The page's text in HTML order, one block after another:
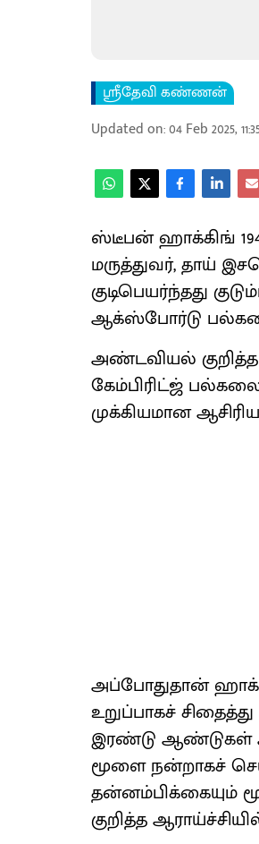
ஸ்ரீதேவி கண்ணன்
Updated on:04 Feb 2025,
ஸ்டீபன் ஹாக்கிங்
மருத்துவர், தாய்
குடிபெயர்ந்தது
ஆக்ஸ்போர்டு
அண்டவியல் குறித்த
கேம்பிரிட்ஜ்
முக்கியமான
அப்போதுதான்
உறுப்பாகச்
இரண்டு ஆண்டுகள்
மூளை நன்றாகச்
தன்னம்பிக்கையும்
குறித்த